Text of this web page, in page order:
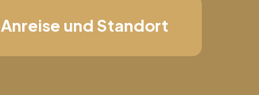
Anreise und Standort